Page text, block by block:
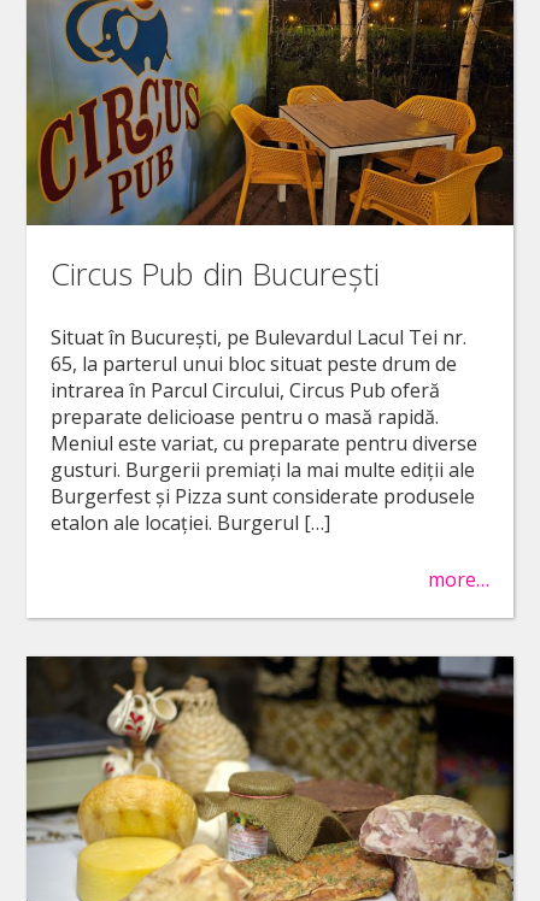
Circus Pub din București
Situat în București, pe Bulevardul Lacul Tei nr.
65, la parterul unui bloc situat peste drum de
intrarea în Parcul Circului, Circus Pub oferă
preparate delicioase pentru o masă rapidă.
Meniul este variat, cu preparate pentru diverse
gusturi. Burgerii premiați la mai multe ediții ale
Burgerfest și Pizza sunt considerate produsele
etalon ale locației. Burgerul […]
more…